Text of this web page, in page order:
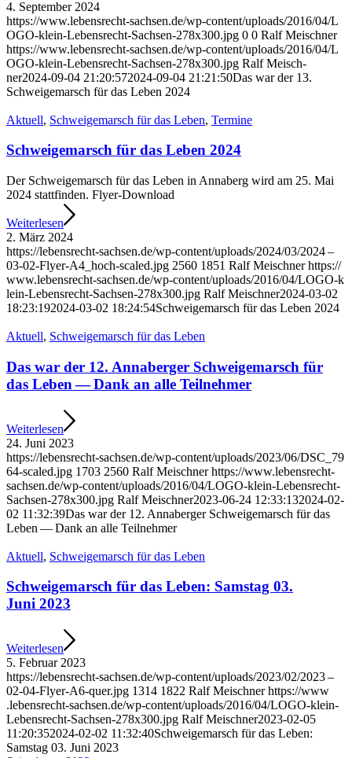
4. Sep­tem­ber 2024
https://​www​.lebens​recht​-sach​sen​.de/​w​p​-​c​o​n​t​e​n​t​/​u​p​l​o​a​d​s​/​2​0​1​6​/​0​4​/​L​
O​G​O​-​k​l​e​i​n​-​L​e​b​e​n​s​r​e​c​h​t​-​S​a​c​h​s​e​n​-​2​7​8​x​3​0​0​.​jpg 0 0 Ralf Mei­sch­ner
https://​www​.lebens​recht​-sach​sen​.de/​w​p​-​c​o​n​t​e​n​t​/​u​p​l​o​a​d​s​/​2​0​1​6​/​0​4​/​L​
O​G​O​-​k​l​e​i​n​-​L​e​b​e​n​s​r​e​c​h​t​-​S​a​c​h​s​e​n​-​2​7​8​x​3​0​0​.​jpg Ralf Mei­sch­
ner2024-09-04 21:20:572024-09-04 21:21:50Das war der 13.
Schwei­ge­marsch für das Leben 2024
Aktu­ell, Schwei­ge­marsch für das Leben, Ter­mi­ne
Schwei­ge­marsch für das Leben 2024
Der Schwei­ge­marsch für das Leben in Anna­berg wird am 25. Mai
2024 statt­fin­den. Fly­er-Down­load
Wei­ter­le­sen
2. März 2024
https://​lebens​recht​-sach​sen​.de/​w​p​-​c​o​n​t​e​n​t​/​u​p​l​o​a​d​s​/​2​0​2​4​/​0​3​/​2​024 –
03-02-Flyer-A4_hoch-scaled.jpg 2560 1851 Ralf Mei­sch­ner https://​
www​.lebens​recht​-sach​sen​.de/​w​p​-​c​o​n​t​e​n​t​/​u​p​l​o​a​d​s​/​2​0​1​6​/​0​4​/​L​O​G​O​-​k​
l​e​i​n​-​L​e​b​e​n​s​r​e​c​h​t​-​S​a​c​h​s​e​n​-​2​7​8​x​3​0​0​.​jpg Ralf Mei­sch­ner2024-03-02
18:23:192024-03-02 18:24:54Schwei­ge­marsch für das Leben 2024
Aktu­ell, Schwei­ge­marsch für das Leben
Das war der 12. Anna­ber­ger Schwei­ge­marsch für
das Leben — Dank an alle Teilnehmer
Wei­ter­le­sen
24. Juni 2023
https://​lebens​recht​-sach​sen​.de/​w​p​-​c​o​n​t​e​n​t​/​u​p​l​o​a​d​s​/​2​0​2​3​/​0​6​/​D​S​C​_​7​9​
6​4​-​s​c​a​l​e​d​.​jpg 1703 2560 Ralf Mei­sch­ner https://​www​.lebens​recht​-
sach​sen​.de/​w​p​-​c​o​n​t​e​n​t​/​u​p​l​o​a​d​s​/​2​0​1​6​/​0​4​/​L​O​G​O​-​k​l​e​i​n​-​L​e​b​e​n​s​r​e​c​h​t​-​
S​a​c​h​s​e​n​-​2​7​8​x​3​0​0​.​jpg Ralf Mei­sch­ner2023-06-24 12:33:132024-02-
02 11:32:39Das war der 12. Anna­ber­ger Schwei­ge­marsch für das
Leben — Dank an alle Teilnehmer
Aktu­ell, Schwei­ge­marsch für das Leben
Schwei­ge­marsch für das Leben: Sams­tag 03.
Juni 2023
Wei­ter­le­sen
5. Febru­ar 2023
https://​lebens​recht​-sach​sen​.de/​w​p​-​c​o​n​t​e​n​t​/​u​p​l​o​a​d​s​/​2​0​2​3​/​0​2​/​2​023 –
02-04-Flyer-A6-quer.jpg 1314 1822 Ralf Mei­sch­ner https://​www​
.lebens​recht​-sach​sen​.de/​w​p​-​c​o​n​t​e​n​t​/​u​p​l​o​a​d​s​/​2​0​1​6​/​0​4​/​L​O​G​O​-​k​l​e​i​n​-​
L​e​b​e​n​s​r​e​c​h​t​-​S​a​c​h​s​e​n​-​2​7​8​x​3​0​0​.​jpg Ralf Mei­sch­ner2023-02-05
11:20:352024-02-02 11:32:40Schwei­ge­marsch für das Leben:
Sams­tag 03. Juni 2023